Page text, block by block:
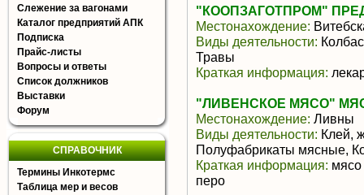
Слежение за вагонами
Каталог предприятий АПК
Подписка
Прайс-листы
Вопросы и ответы
Список должников
Выставки
Форум
СПРАВОЧНИК
Термины Инкотермс
Таблица мер и весов
"КООПЗАГОТПРОМ"
Местонахождение:
Виды деятельности:
Травы
Краткая информация:
"ЛИВЕНСКОЕ МЯСО"
Местонахождение: Ливны
Виды деятельности: Клей,
Полуфабрикаты мясные,
Краткая информация:
перо